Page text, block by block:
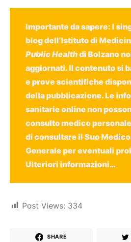
Importante da sapere: I
blog dell’Istituto di
Public Healthdi Bolzano
aggiornati. Il contenuto si
e prove scientifiche
della pubblicazione. Le
sanitarie online non
consulto medico
di consultare il Suo
Generale per eventuali
Ulteriori informazioni…
Post Views: 334
SHARE